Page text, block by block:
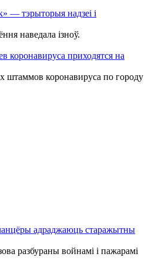
— тэрыторыя надзеі і
наведала ізноў.
коронавируса приходятся на
коронавируса по городу
адраджаюць старажытны
разбураны войнамі і пажарамі